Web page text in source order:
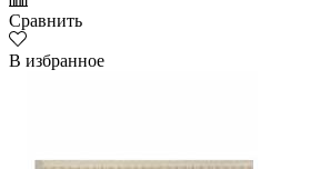
Сравнить
В избранное